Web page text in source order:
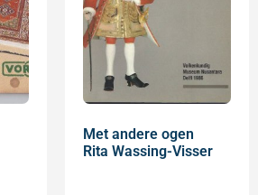
Met andere ogen
Rita Wassing-Visser